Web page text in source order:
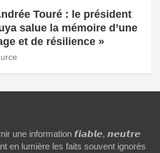
Touré : le président
salue la mémoire d’une
et de résilience »
une information 𝙛𝙞𝙖𝙗𝙡𝙚, 𝙣𝙚𝙪𝙩𝙧𝙚
en lumière les faits souvent ignorés